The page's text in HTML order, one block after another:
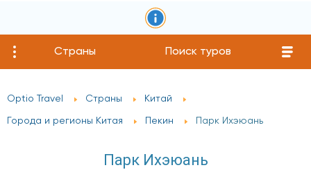
Страны Поиск туров
Optio Travel Страны Китай
Города и регионы Китая Пекин Парк Ихэюань
Парк Ихэюань